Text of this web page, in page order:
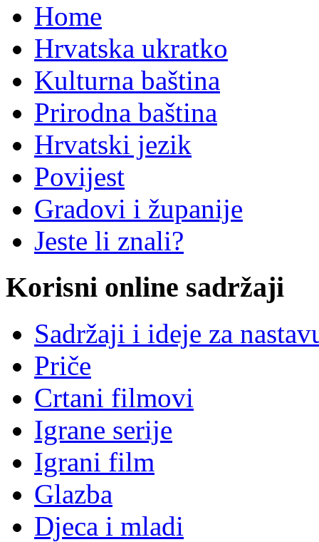
Home
Hrvatska ukratko
Kulturna baština
Prirodna baština
Hrvatski jezik
Povijest
Gradovi i županije
Jeste li znali?
Korisni online sadržaji
Sadržaji i ideje za
Priče
Crtani filmovi
Igrane serije
Igrani film
Glazba
Djeca i mladi